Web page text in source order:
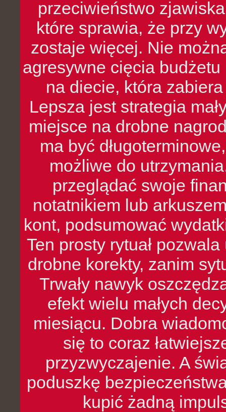
przeciwieństwo
które sprawia, że przy
zostaje więcej. Nie
agresywne cięcia
na diecie, która
Lepsza jest strategia
miejsce na drobne
ma być
możliwe do
przeglądać swoje
notatnikiem lub
kont, podsumować
Ten prosty rytuał
drobne korekty, zanim
Trwały nawyk
efekt wielu małych
miesiącu. Dobra
się to coraz
przyzwyczajenie. A
poduszkę
kupić żadną